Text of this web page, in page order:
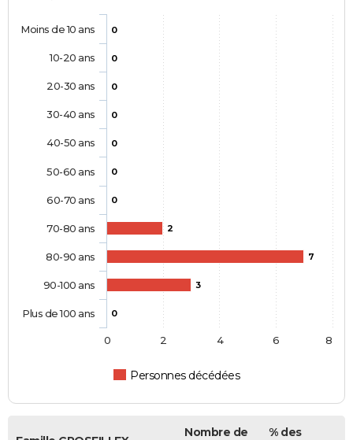
0
0
0
0
0
0
0
2
7
3
0
Personnes décédées
Moins de 10 ans
10-20 ans
20-30 ans
30-40 ans
40-50 ans
50-60 ans
60-70 ans
70-80 ans
80-90 ans
90-100 ans
Plus de 100 ans
0 2 4 6 8
Nombre de
% des